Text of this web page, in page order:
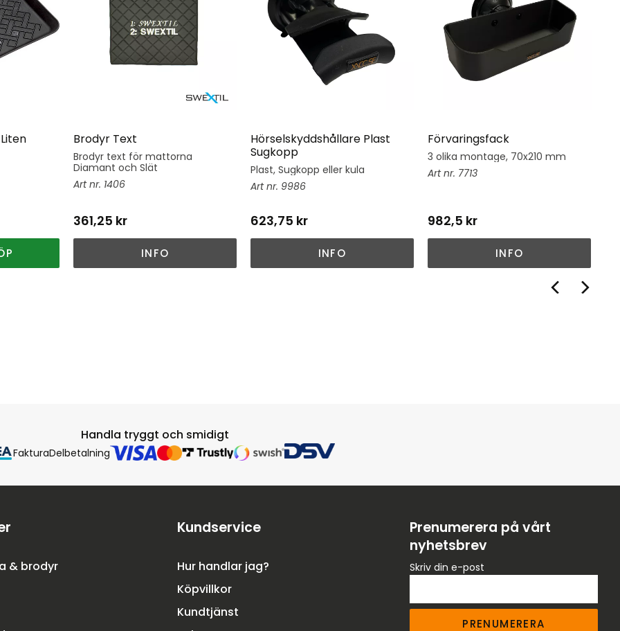
Brodyr Text
Brodyr text för mattorna
Diamant och Slät
1406
361,25 kr
INFO
Hörselskyddshållare Plast
Sugkopp
Plast, Sugkopp eller kula
9986
623,75 kr
INFO
Förvaringsfack
3 olika montage, 70x210 mm
7713
982,5 kr
INFO
Handla tryggt och smidigt
FakturaDelbetalning
Prenumerera på vårt
nyhetsbrev
Skriv din e-post
PRENUMERERA
& brodyr
Kundservice
Hur handlar jag?
Köpvillkor
Kundtjänst